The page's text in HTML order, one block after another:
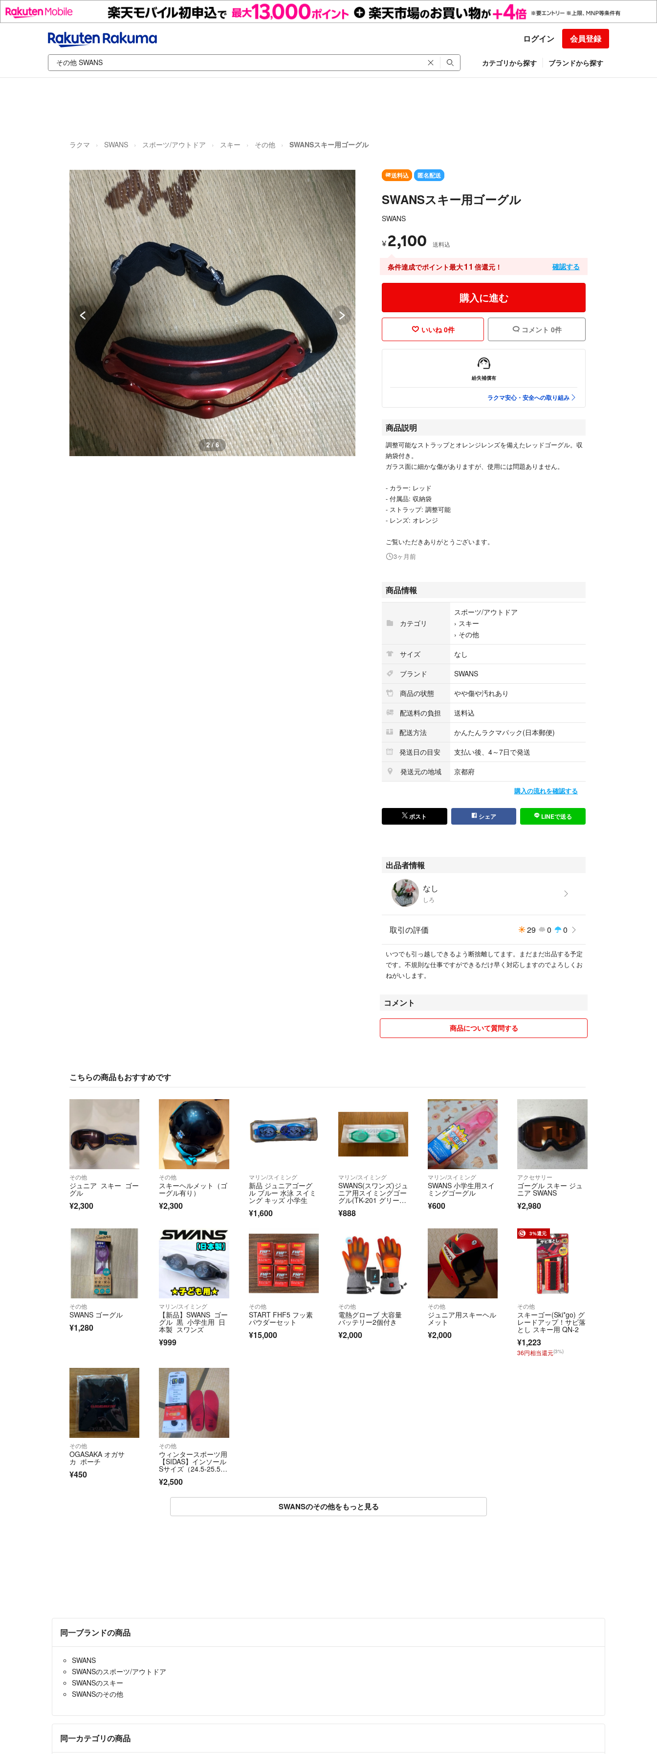
ログイン 会員登録
カテゴリから探す ブランドから探す
ラクマ SWANS スポーツ/アウトドア スキー その他 SWANSスキー用ゴーグル
2 / 6
送料込 匿名配送
SWANSスキー用ゴーグル
SWANS
¥ 2,100 送料込
条件達成でポイント最大11 倍還元！ 確認する
購入に進む
いいね 0件 コメント 0件
紛失補償有
ラクマ安心・安全への取り組み
商品説明
調整可能なストラップとオレンジレンズを備えたレッドゴーグル。収
納袋付き。
ガラス面に細かな傷がありますが、使用には問題ありません。
- カラー: レッド
- 付属品: 収納袋
- ストラップ: 調整可能
- レンズ: オレンジ
ご覧いただきありがとうございます。
3ヶ月前
商品情報
カテゴリ
スポーツ/アウトドア
› スキー
› その他
サイズ
なし
ブランド
SWANS
商品の状態
やや傷や汚れあり
配送料の負担
送料込
配送方法
かんたんラクマパック(日本郵便)
発送日の目安
支払い後、4～7日で発送
発送元の地域
京都府
購入の流れを確認する
ポスト シェア LINEで送る
出品者情報
なし
しろ
取引の評価 29 0 0
いつでも引っ越しできるよう断捨離してます。まだまだ出品する予定
です。不規則な仕事ですができるだけ早く対応しますのでよろしくお
ねがいします。
コメント
商品について質問する
こちらの商品もおすすめです
その他
ジュニア スキー ゴー
グル
¥2,300
その他
スキーヘルメット（ゴ
ーグル有り）
¥2,300
マリン/スイミング
新品 ジュニアゴーグ
ル ブルー 水泳 スイミ
ング キッズ 小学生
¥1,600
マリン/スイミング
SWANS(スワンズ)ジュ
ニア用スイミングゴー
グル(TK-201 グリー
ン)
¥888
マリン/スイミング
SWANS 小学生用スイ
ミングゴーグル
¥600
アクセサリー
ゴーグル スキー ジュ
ニア SWANS
¥2,980
その他
SWANS ゴーグル
¥1,280
マリン/スイミング
【新品】SWANS ゴー
グル 黒 小学生用 日
本製 スワンズ
¥999
その他
START FHF5 フッ素
パウダーセット
¥15,000
その他
電熱グローブ 大容量
バッテリー2個付き
¥2,000
その他
ジュニア用スキーヘル
メット
¥2,000
3%還元
その他
スキーゴー(Ski*go) グ
レードアップ！サビ落
とし スキー用 QN-2
¥1,223
36円相当還元(3%)
その他
OGASAKA オガサ
カ ポーチ
¥450
その他
ウィンタースポーツ用
【SIDAS】インソール
Sサイズ（24.5-25.5c
¥2,500
SWANSのその他をもっと見る
同一ブランドの商品
SWANS
SWANSのスポーツ/アウトドア
SWANSのスキー
SWANSのその他
同一カテゴリの商品